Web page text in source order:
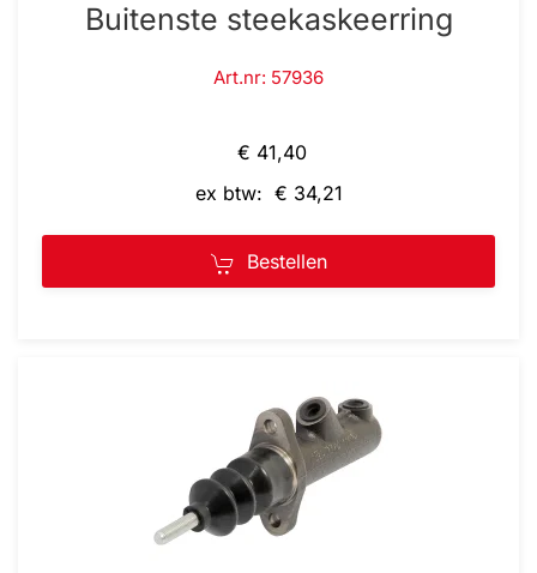
Buitenste steekaskeerring
Art.nr: 57936
€ 41,40
ex btw: € 34,21
Bestellen